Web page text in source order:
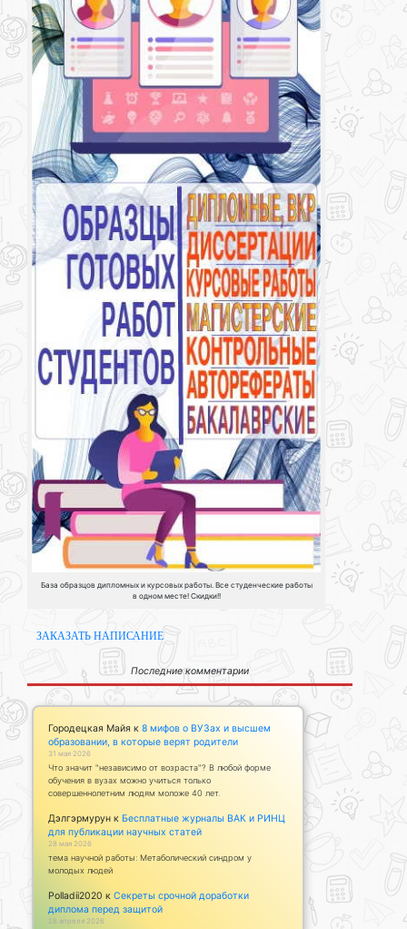
База образцов дипломных и курсовых работы. Все студенческие работы
в одном месте! Скидки!!
ЗАКАЗАТЬ НАПИСАНИЕ
Последние комментарии
Городецкая Майя к 8 мифов о ВУЗах и высшем
образовании, в которые верят родители
31 мая 2026
Что значит "независимо от возраста"? В любой форме
обучения в вузах можно учиться только
совершеннолетним людям моложе 40 лет.
Дэлгэрмурун к Бесплатные журналы ВАК и РИНЦ
для публикации научных статей
28 мая 2026
тема научной работы: Метаболический синдром у
молодых людей
Polladii2020 к Секреты срочной доработки
диплома перед защитой
28 апреля 2026